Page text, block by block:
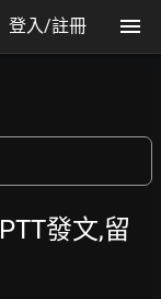
登入/註冊
發文,留